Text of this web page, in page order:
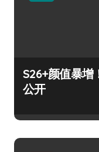
S26+颜值暴增
公开